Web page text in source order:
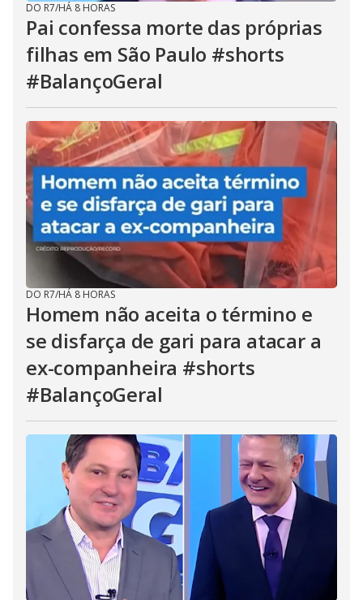
DO R7/HÁ 8 HORAS
Pai confessa morte das próprias
filhas em São Paulo #shorts
#BalançoGeral
DO R7/HÁ 8 HORAS
Homem não aceita o término e
se disfarça de gari para atacar a
ex-companheira #shorts
#BalançoGeral